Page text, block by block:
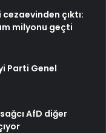
çıktı:
milyonu geçti
Parti Genel
AfD diğer